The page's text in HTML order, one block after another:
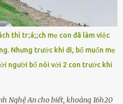
lừa đảo. Tôi gào lên giữa đường
hơn 30 phút nữa. Trong đầu
chạy. Tôi quăng xe vào vệ đường,
đeo ba lô và chạy . Chạy miết.
thì tr;á;;ch mẹ con đã làm việc
Nhưng trước khi đi, bố muốn mẹ
người bố nói với 2 con trước khi
Nghệ An cho biết, khoảng 16h20